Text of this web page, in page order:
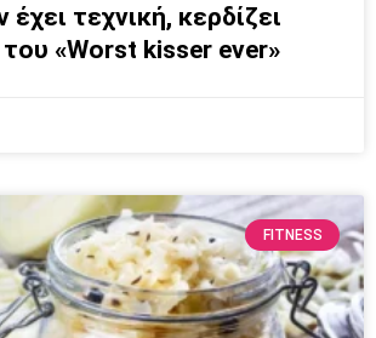
έχει τεχνική, κερδίζει
του «Worst kisser ever»
FITNESS